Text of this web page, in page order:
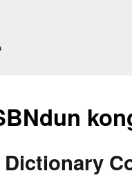
Dictionary